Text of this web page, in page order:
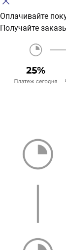
Оплачивайте
Получайте